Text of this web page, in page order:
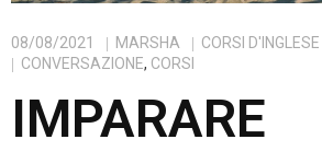
08/08/2021 MARSHA
CORSI D'INGLESE
CONVERSAZIONE, CORSI
IMPARARE